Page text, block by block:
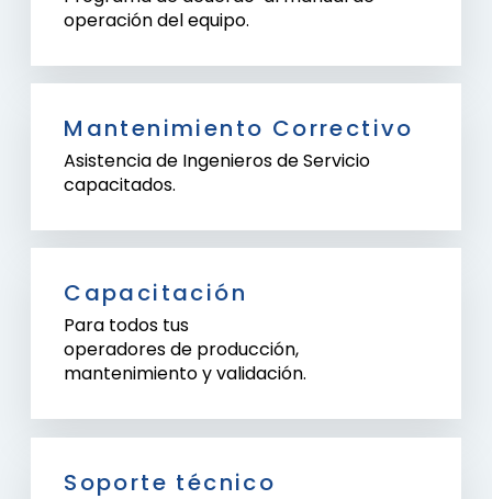
operación del equipo.
Mantenimiento Correctivo
Asistencia de Ingenieros de Servicio
capacitados.
Capacitación
Para todos tus
operadores de producción,
mantenimiento y validación.
Soporte técnico